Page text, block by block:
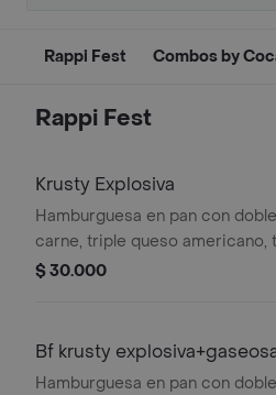
Rappi Fest Combos by
Rappi Fest
Krusty Explosiva
Hamburguesa en pan con doble
carne, triple queso americano, triple
tocineta, lechuga, tomate fresco,
$ 30.000
Bf krusty
250ml
Hamburguesa en pan con doble